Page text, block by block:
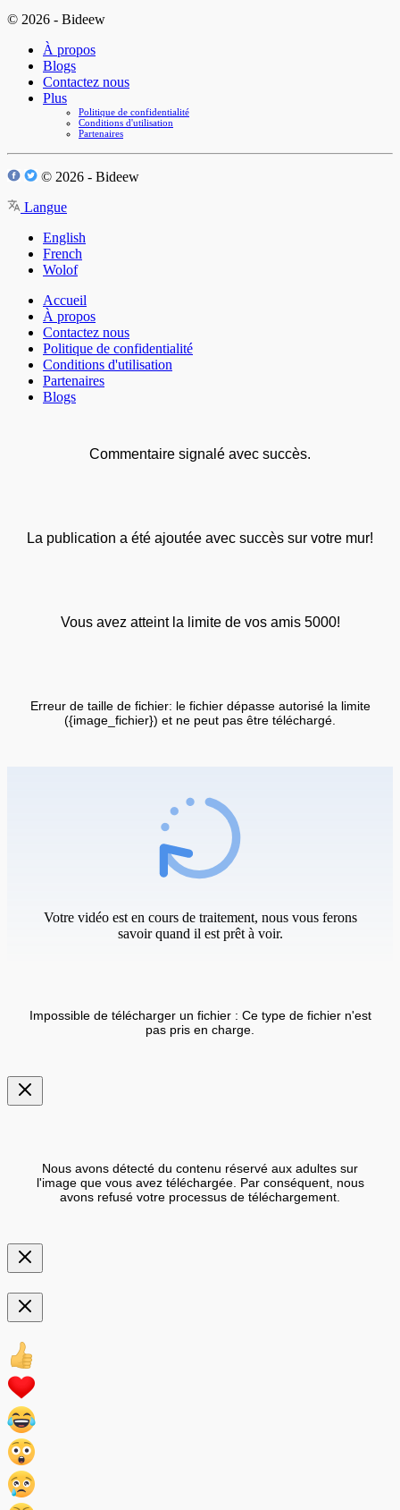
© 2026 - Bideew
À propos
Blogs
Contactez nous
Plus
Politique de confidentialité
Conditions d'utilisation
Partenaires
© 2026 - Bideew
Langue
English
French
Wolof
Accueil
À propos
Contactez nous
Politique de confidentialité
Conditions d'utilisation
Partenaires
Blogs
Commentaire signalé avec succès.
La publication a été ajoutée avec succès sur votre mur!
Vous avez atteint la limite de vos amis 5000!
Erreur de taille de fichier: le fichier dépasse autorisé la limite
({image_fichier}) et ne peut pas être téléchargé.
Votre vidéo est en cours de traitement, nous vous ferons
savoir quand il est prêt à voir.
Impossible de télécharger un fichier : Ce type de fichier n'est
pas pris en charge.
Nous avons détecté du contenu réservé aux adultes sur
l'image que vous avez téléchargée. Par conséquent, nous
avons refusé votre processus de téléchargement.